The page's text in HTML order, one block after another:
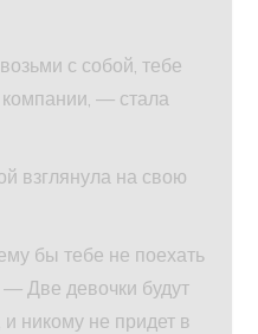
с собой, тебе
— стала
взглянула на свою
бы тебе не поехать
Две девочки будут
никому не придет в